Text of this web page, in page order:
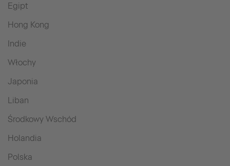
Egipt
Hong Kong
Indie
Włochy
Japonia
Liban
Środkowy Wschód
Holandia
Polska